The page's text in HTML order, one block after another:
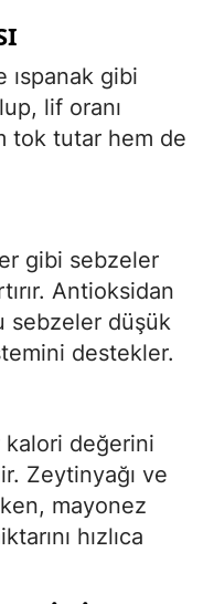
ıspanak gibi
lif oranı
tok tutar hem de
gibi sebzeler
Antioksidan
sebzeler düşük
destekler.
kalori değerini
Zeytinyağı ve
mayonez
hızlıca